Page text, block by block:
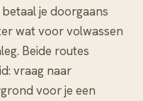
je doorgaans
wat voor volwassen
Beide routes
vraag naar
voor je een